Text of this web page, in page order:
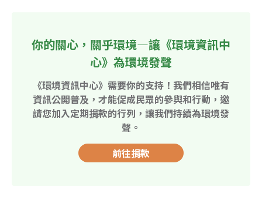
你的關心，關乎環境—讓《環境資訊中
心》為環境發聲
《環境資訊中心》需要你的支持！我們相信唯有
資訊公開普及，才能促成民眾的參與和行動，邀
請您加入定期捐款的行列，讓我們持續為環境發
聲。
前往捐款